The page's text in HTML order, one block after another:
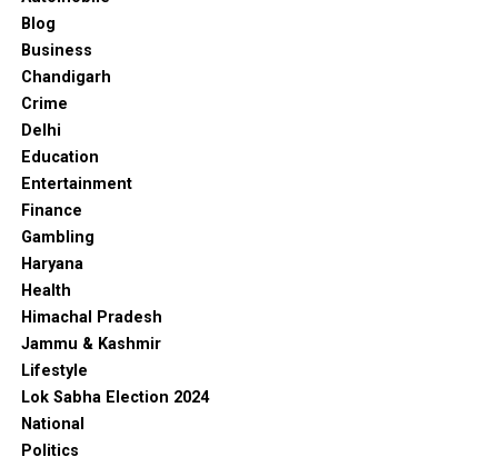
Blog
Business
Chandigarh
Crime
Delhi
Education
Entertainment
Finance
Gambling
Haryana
Health
Himachal Pradesh
Jammu & Kashmir
Lifestyle
Lok Sabha Election 2024
National
Politics